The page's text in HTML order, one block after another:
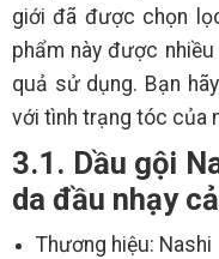
giới đã được chọn
phẩm này được
quả sử dụng. Bạn
với tình trạng tóc của
3.1. Dầu gội
da đầu nhạy
Thương hiệu: Nashi